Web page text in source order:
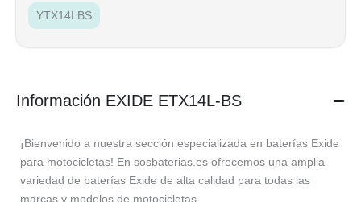
YTX14LBS
Información EXIDE ETX14L-BS
¡Bienvenido a nuestra sección especializada en baterías Exide
para motocicletas! En sosbaterias.es ofrecemos una amplia
variedad de baterías Exide de alta calidad para todas las
marcas y modelos de motocicletas.